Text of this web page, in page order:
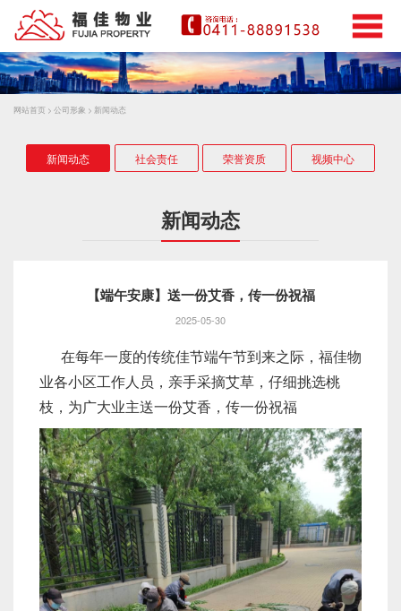
网站首页 > 公司形象 > 新闻动态
新闻动态 社会责任 荣誉资质 视频中心
新闻动态
【端午安康】送一份艾香，传一份祝福
2025-05-30
在每年一度的传统佳节端午节到来之际，福佳物
业各小区工作人员，亲手采摘艾草，仔细挑选桃
枝，为广大业主送一份艾香，传一份祝福